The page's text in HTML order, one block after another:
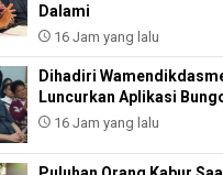
Dalami
16 Jam yang lalu
Dihadiri
Luncurkan Aplikasi
16 Jam yang lalu